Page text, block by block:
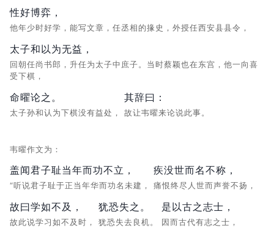
性好博弈，
他年少时好学，能写文章，任丞相的掾史，外授任西安县县令，
太子和以为无益，
回朝任尚书郎，升任为太子中庶子。当时蔡颖也在东宫，他一向喜
受下棋，
命曜论之。
太子孙和认为下棋没有益处，
其辞曰：
故让韦曜来论说此事。
韦曜作文为：
盖闻君子耻当年而功不立，
“听说君子耻于正当年华而功名未建，
疾没世而名不称，
痛恨终尽人世而声誉不扬，
故曰学如不及，
故此说学习如不及时，
犹恐失之。
犹恐失去良机。
是以古之志士，
因而古代有志之士，